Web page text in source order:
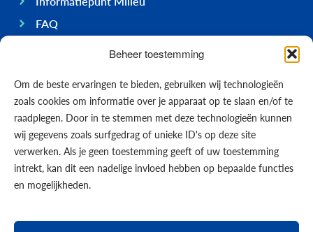
Beheer toestemming
Om de beste ervaringen te bieden, gebruiken wij technologieën
zoals cookies om informatie over je apparaat op te slaan en/of te
raadplegen. Door in te stemmen met deze technologieën kunnen
wij gegevens zoals surfgedrag of unieke ID's op deze site
verwerken. Als je geen toestemming geeft of uw toestemming
intrekt, kan dit een nadelige invloed hebben op bepaalde functies
en mogelijkheden.
FAQ
Ondernemen op Bonaire
Economie
Regering
Infrastructuur
Algemeen
Contact opnemen